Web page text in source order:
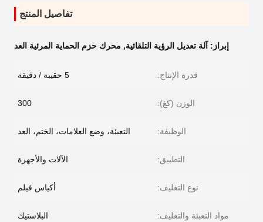
تفاصيل المنتج
إبراز: آلة تعديل الرؤية التلقائية, محرك حزم الحماية المرئية العد
قدرة الإنتاج: 5 حقيبة / دقيقة
الوزن (كغ): 300
الوظيفة: التعبئة، وضع العلامات، الختم، العد
التطبيق: الآلات والأجهزة
نوع التغليف: أكياس فيلم
مواد التعبئة والتغليف: البلاستيك